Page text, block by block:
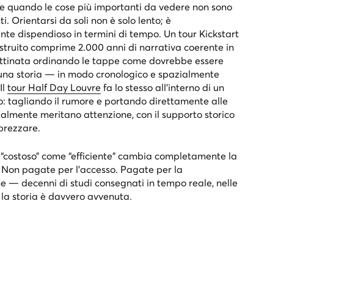
quando le cose più importanti da vedere non sono
Orientarsi da soli non è solo lento; è
dispendioso in termini di tempo. Un tour Kickstart
comprime 2.000 anni di narrativa coerente in
ordinando le tappe come dovrebbe essere
storia — in modo cronologico e spazialmente
tour Half Day Louvre fa lo stesso all’interno di un
tagliando il rumore e portando direttamente alle
meritano attenzione, con il supporto storico
come “efficiente” cambia completamente la
pagate per l’accesso. Pagate per la
— decenni di studi consegnati in tempo reale, nelle
storia è davvero avvenuta.